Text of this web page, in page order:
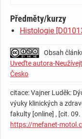
Předměty/kurzy
Histologie
Obsah
Uveďte autora-
Česko
citace: Vajner Luděk:
výuky klinických a
fakulty [online] , [cit.
https://mefanet-